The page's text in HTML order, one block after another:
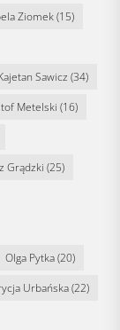
Ziomek(15)
Kajetan Sawicz (34)
Metelski (16)
Grądzki (25)
Olga Pytka(20)
Urbańska(22)